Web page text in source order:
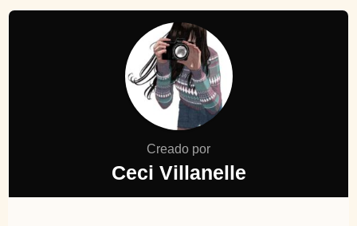
Creado por
Ceci Villanelle